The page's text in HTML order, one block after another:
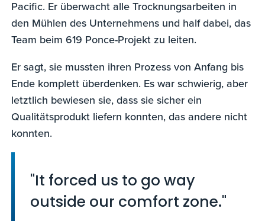
Pacific. Er überwacht alle Trocknungsarbeiten in
den Mühlen des Unternehmens und half dabei, das
Team beim 619 Ponce-Projekt zu leiten.
Er sagt, sie mussten ihren Prozess von Anfang bis
Ende komplett überdenken. Es war schwierig, aber
letztlich bewiesen sie, dass sie sicher ein
Qualitätsprodukt liefern konnten, das andere nicht
konnten.
"It forced us to go way
outside our comfort zone."